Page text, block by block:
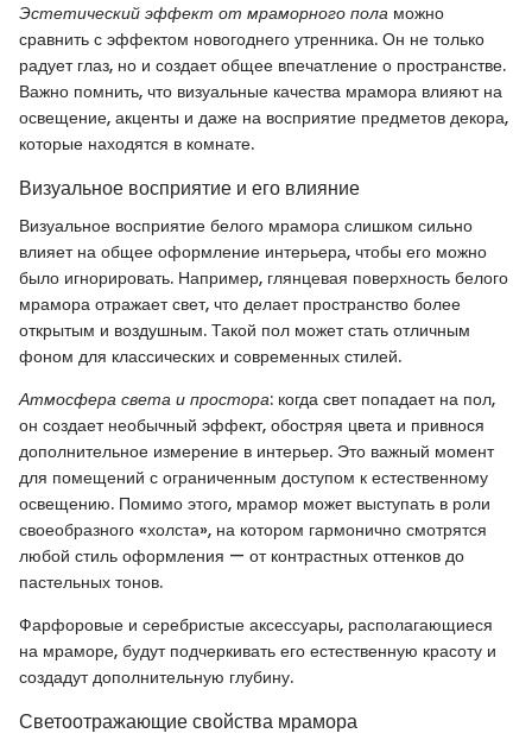
Эстетический эффект от мраморного пола можно
сравнить с эффектом новогоднего утренника. Он не только
радует глаз, но и создает общее впечатление о пространстве.
Важно помнить, что визуальные качества мрамора влияют на
освещение, акценты и даже на восприятие предметов декора,
которые находятся в комнате.
Визуальное восприятие и его влияние
Визуальное восприятие белого мрамора слишком сильно
влияет на общее оформление интерьера, чтобы его можно
было игнорировать. Например, глянцевая поверхность белого
мрамора отражает свет, что делает пространство более
открытым и воздушным. Такой пол может стать отличным
фоном для классических и современных стилей.
Атмосфера света и простора: когда свет попадает на пол,
он создает необычный эффект, обостряя цвета и привнося
дополнительное измерение в интерьер. Это важный момент
для помещений с ограниченным доступом к естественному
освещению. Помимо этого, мрамор может выступать в роли
своеобразного «холста», на котором гармонично смотрятся
любой стиль оформления — от контрастных оттенков до
пастельных тонов.
Фарфоровые и серебристые аксессуары, располагающиеся
на мраморе, будут подчеркивать его естественную красоту и
создадут дополнительную глубину.
Светоотражающие свойства мрамора